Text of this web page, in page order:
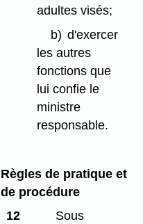
adultes visés;
b) d'exercer
les autres
fonctions que
lui confie le
ministre
responsable.
Règles de pratique et
de procédure
12
Sous